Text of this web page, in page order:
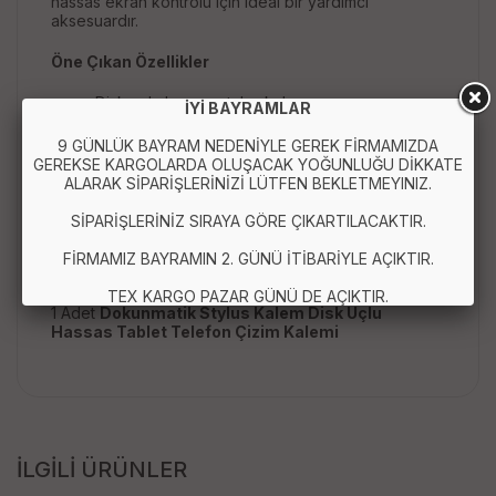
aksesuardır.
Öne Çıkan Özellikler
Disk uçlu hassas stylus kalem
Dokunmatik ekranlar için universal tasarım
Çizim, not alma ve tasarım için ideal
Ergonomik ve hafif gövde yapısı
Stabil ve hassas dokunmatik kontrol
Paket İçeriği :
1 Adet Dokunmatik Stylus Kalem Disk Uçlu
Hassas Tablet Telefon Çizim Kalemi
İLGİLİ ÜRÜNLER
İYİ BAYRAMLAR
9 GÜNLÜK BAYRAM NEDENİYLE GEREK FİRMAMIZDA
GEREKSE KARGOLARDA OLUŞACAK YOĞUNLUĞU DİKKATE
ALARAK SİPARİŞLERİNİZİ LÜTFEN BEKLETMEYINIZ.
SİPARİŞLERİNİZ SIRAYA GÖRE ÇIKARTILACAKTIR.
FİRMAMIZ BAYRAMIN 2. GÜNÜ İTİBARİYLE AÇIKTIR.
TEX KARGO PAZAR GÜNÜ DE AÇIKTIR.